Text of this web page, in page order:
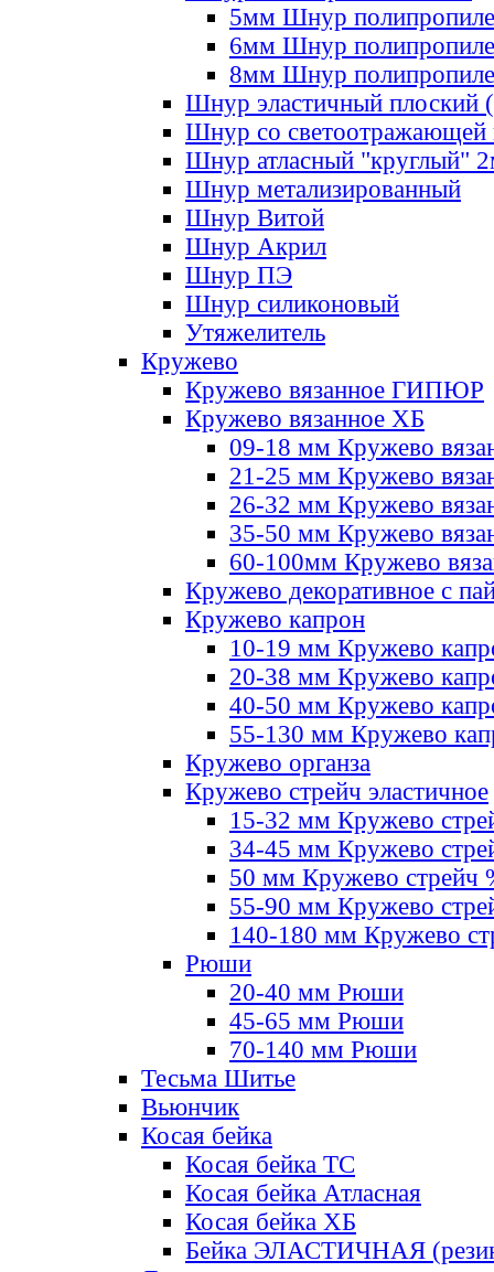
5мм Шнур
6мм Шнур
8мм Шнур
Шнур эластичный плоский
Шнур со светоотражающей
Шнур атласный "круглый"
Шнур метализированный
Шнур Витой
Шнур Акрил
Шнур ПЭ
Шнур силиконовый
Утяжелитель
Кружево
Кружево вязанное ГИПЮР
Кружево вязанное ХБ
09-18 мм Кружево
21-25 мм Кружево
26-32 мм Кружево
35-50 мм Кружево
60-100мм Кружево
Кружево декоративное с
Кружево капрон
10-19 мм Кружево
20-38 мм Кружево
40-50 мм Кружево
55-130 мм Кружево
Кружево органза
Кружево стрейч эластичное
15-32 мм Кружево
34-45 мм Кружево
50 мм Кружево стрейч
55-90 мм Кружево
140-180 мм Кружево
Рюши
20-40 мм Рюши
45-65 мм Рюши
70-140 мм Рюши
Тесьма Шитье
Вьюнчик
Косая бейка
Косая бейка ТС
Косая бейка Атласная
Косая бейка ХБ
Бейка ЭЛАСТИЧНАЯ